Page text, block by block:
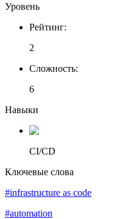
Уровень
Рейтинг:
2
Сложность:
6
Навыки
CI/CD
Ключевые слова
#infrastructure as code
#automation